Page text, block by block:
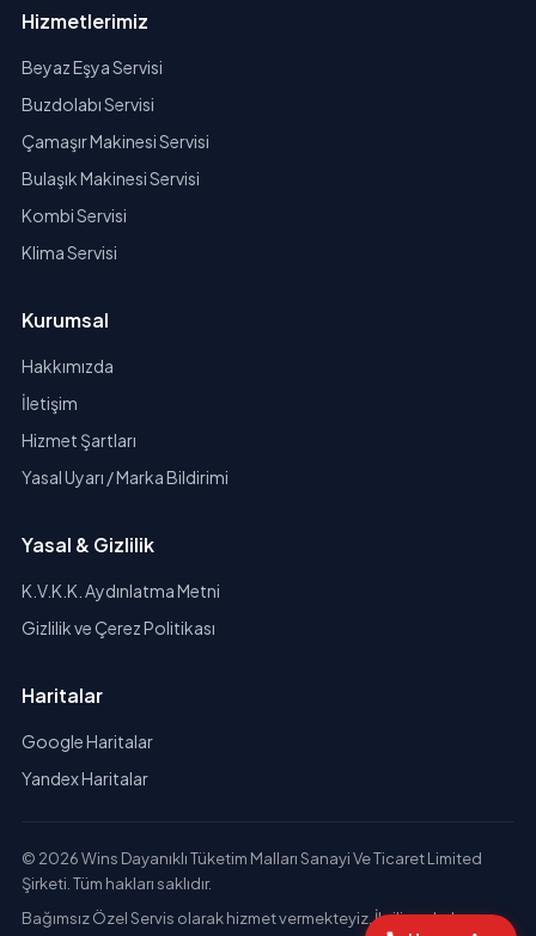
Hizmetlerimiz
Beyaz Eşya Servisi
Buzdolabı Servisi
Çamaşır Makinesi Servisi
Bulaşık Makinesi Servisi
Kombi Servisi
Klima Servisi
Kurumsal
Hakkımızda
İletişim
Hizmet Şartları
Yasal Uyarı / Marka Bildirimi
Yasal & Gizlilik
K.V.K.K. Aydınlatma Metni
Gizlilik ve Çerez Politikası
Haritalar
Google Haritalar
Yandex Haritalar
© 2026 Wins Dayanıklı Tüketim Malları Sanayi Ve Ticaret Limited
Şirketi. Tüm hakları saklıdır.
Bağımsız Özel Servis olarak hizmet vermekteyiz. İlgili markaların